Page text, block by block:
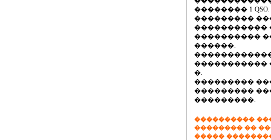
�������� 1 QSO.
���������
�����������
����������
������.
�����������
�.
���������
���������
���������.
����������
�������� ��
�����